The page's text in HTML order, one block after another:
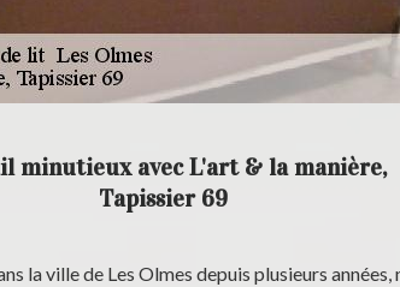
minutieux avec L'art & la manière,
Tapissier 69
la ville de Les Olmes depuis plusieurs années,